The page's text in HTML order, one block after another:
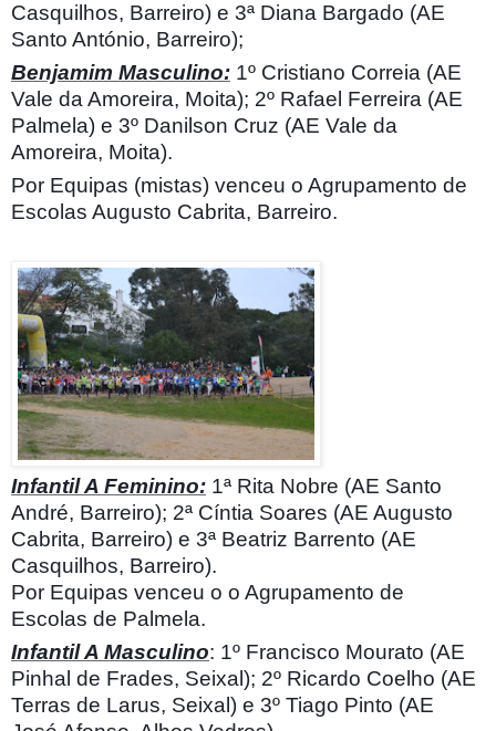
Casquilhos, Barreiro) e 3ª Diana Bargado (AE
Santo António, Barreiro);
Benjamim Masculino: 1º Cristiano Correia (AE
Vale da Amoreira, Moita); 2º Rafael Ferreira (AE
Palmela) e 3º Danilson Cruz (AE Vale da
Amoreira, Moita).
Por Equipas (mistas) venceu o Agrupamento de
Escolas Augusto Cabrita, Barreiro.
Infantil A Feminino: 1ª Rita Nobre (AE Santo
André, Barreiro); 2ª Cíntia Soares (AE Augusto
Cabrita, Barreiro) e 3ª Beatriz Barrento (AE
Casquilhos, Barreiro).
Por Equipas venceu o o Agrupamento de
Escolas de Palmela.
Infantil A Masculino: 1º Francisco Mourato (AE
Pinhal de Frades, Seixal); 2º Ricardo Coelho (AE
Terras de Larus, Seixal) e 3º Tiago Pinto (AE